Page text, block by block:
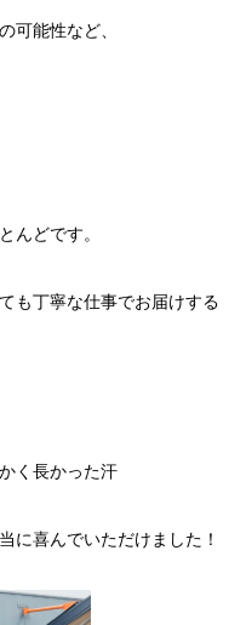
可能性など、
んどです。
も丁寧な仕事でお届けする
く長かった汗
に喜んでいただけました！